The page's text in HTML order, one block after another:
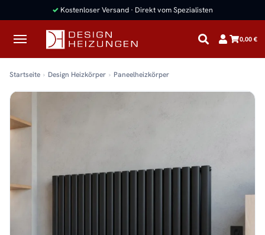
✓ Kostenloser Versand · Direkt vom Spezialisten
0,00 €
Startseite Design Heizkörper Paneelheizkörper